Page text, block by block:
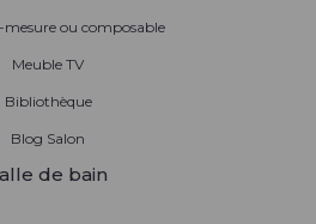
ou composable
Meuble TV
Bibliothèque
Blog Salon
de bain